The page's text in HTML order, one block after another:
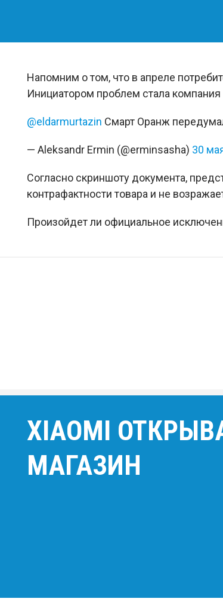
Напомним о том, что в апреле
Инициатором проблем стала компания
@eldarmurtazin Смарт Оранж
— Aleksandr Ermin (@erminsasha) 30
Согласно скриншоту документа,
контрафактности товара и не
Произойдет ли официальное
XIAOMI
МАГАЗИН